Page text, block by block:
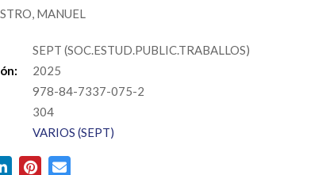
MANUEL
SEPT (SOC.ESTUD.PUBLIC.TRABALLOS)
2025
978-84-7337-075-2
304
VARIOS (SEPT)